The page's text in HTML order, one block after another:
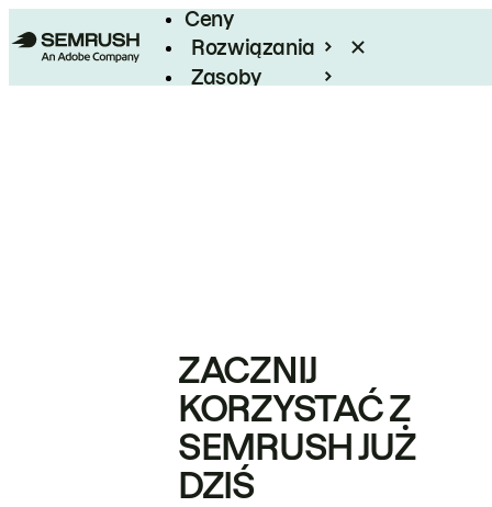
Ceny
Rozwiązania
Zasoby
ZACZNIJ
KORZYSTAĆ Z
SEMRUSH JUŻ
DZIŚ